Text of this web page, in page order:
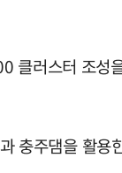
클러스터 조
충주댐을 활